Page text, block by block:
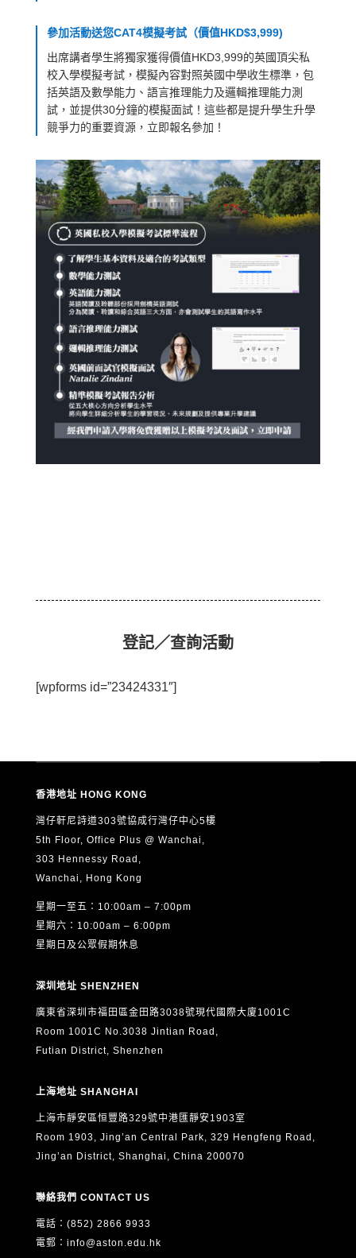
參加活動送您CAT4模擬考試（價值HKD$3,999)
出席講者學生將獨家獲得價值HKD3,999的英國頂尖私
校入學模擬考試，模擬內容對照英國中學收生標準，包
括英語及數學能力、語言推理能力及邏輯推理能力測
試，並提供30分鐘的模擬面試！這些都是提升學生升學
競爭力的重要資源，立即報名參加！
登記／查詢活動
[wpforms id=”23424331″]
香港地址 HONG KONG
灣仔軒尼詩道303號協成行灣仔中心5樓
5th Floor, Office Plus @ Wanchai,
303 Hennessy Road,
Wanchai, Hong Kong
星期一至五：10:00am – 7:00pm
星期六：10:00am – 6:00pm
星期日及公眾假期休息
深圳地址 SHENZHEN
廣東省深圳市福田區金田路3038號現代國際大廈1001C
Room 1001C No.3038 Jintian Road,
Futian District, Shenzhen
上海地址 SHANGHAI
上海市靜安區恒豐路329號中港匯靜安1903室
Room 1903, Jing’an Central Park, 329 Hengfeng Road,
Jing’an District, Shanghai, China 200070
聯絡我們 CONTACT US
電話：(852) 2866 9933
電郵： info@aston.edu.hk